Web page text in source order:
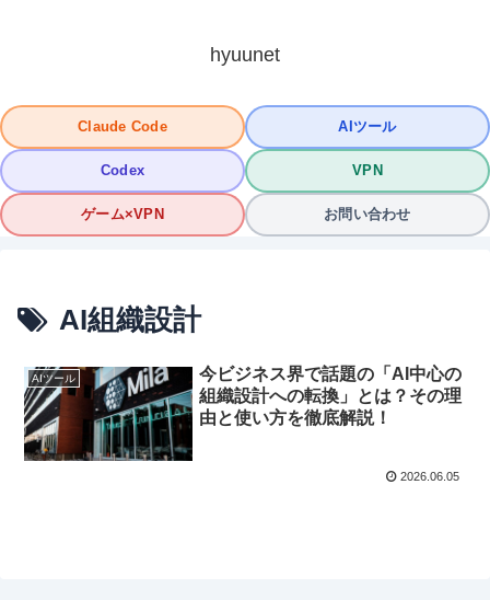
hyuunet
Claude Code AIツール
Codex VPN
ゲーム×VPN お問い合わせ
AI組織設計
AIツール
今ビジネス界で話題の「AI中心の
組織設計への転換」とは？その理
由と使い方を徹底解説！
2026.06.05